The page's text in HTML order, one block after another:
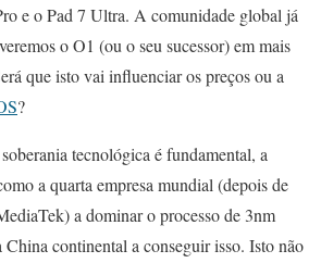
e o Pad 7 Ultra. A comunidade global já
o O1 (ou o seu sucessor) em mais
que isto vai influenciar os preços ou a
?
tecnológica é fundamental, a
a quarta empresa mundial (depois de
a dominar o processo de 3nm
continental a conseguir isso. Isto não